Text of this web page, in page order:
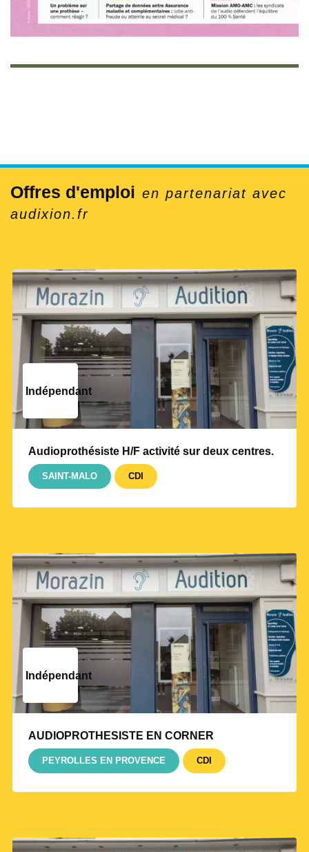
Offres d'emploi en partenariat avec
audixion.fr
Indépendant
Audioprothésiste H/F activité sur deux centres.
SAINT-MALO CDI
Indépendant
AUDIOPROTHESISTE EN CORNER
PEYROLLES EN PROVENCE CDI